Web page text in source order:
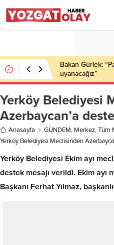
Bakan Gürlek:
uyanacağız”
Yerköy Belediyesi
Azerbaycan’a
Anasayfa GÜNDEM, Merkez,Tüm
Yerköy Belediyesi Meclisinden
Yerköy Belediyesi Ekim ayı
destek mesajı verildi. Ekim ayı
Başkanı Ferhat Yılmaz,